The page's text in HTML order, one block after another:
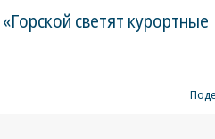
«Горской светят курортные